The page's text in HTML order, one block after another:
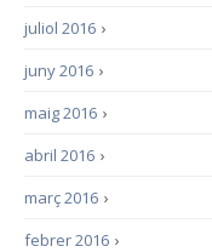
›
juliol 2016
›
juny 2016
›
maig 2016
›
abril 2016
›
març 2016
›
febrer 2016